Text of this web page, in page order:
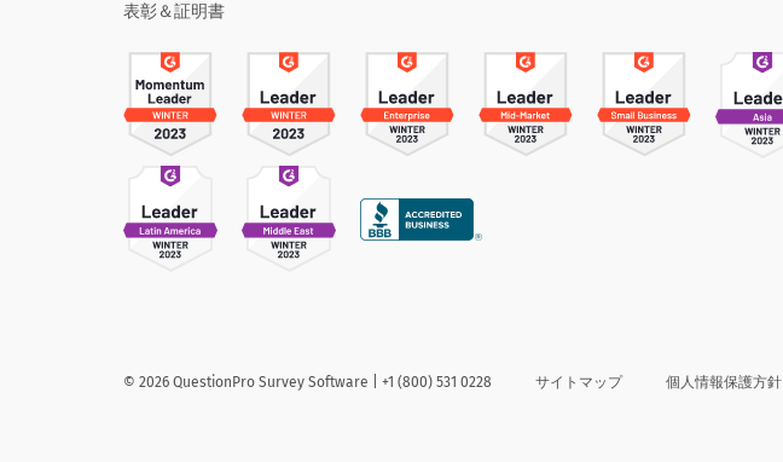
表彰＆証明書
© 2026 QuestionPro Survey Software | +1 (800) 531 0228 サイトマップ 個人情報保護方針